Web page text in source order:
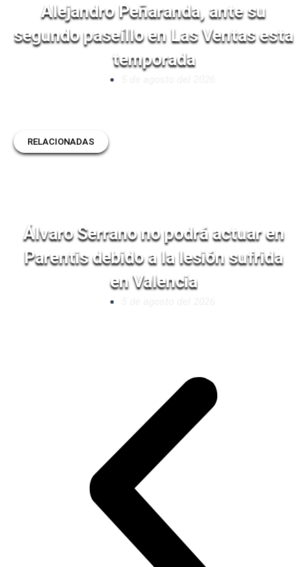
Alejandro Peñaranda, ante su
segundo paseíllo en Las Ventas esta
temporada
RELACIONADAS
Álvaro Serrano no podrá actuar en
Parentis debido a la lesión sufrida
en Valencia